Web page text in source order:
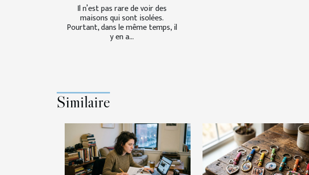
Il n’est pas rare de voir des
maisons qui sont isolées.
Pourtant, dans le même temps, il
y en a...
Similaire